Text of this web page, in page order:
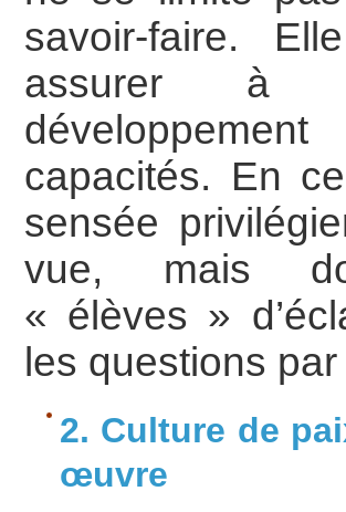
savoir-faire.
assurer à
capacités. En
sensée
vue, mais
« élèves »
les questions
2. Culture de
œuvre